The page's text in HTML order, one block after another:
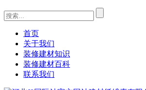
首页
关于我们
装修建材知识
装修建材百科
联系我们